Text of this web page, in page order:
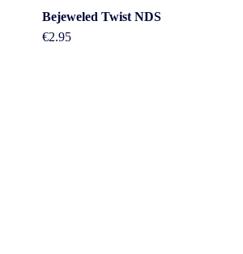
Bejeweled Twist NDS
€2.95